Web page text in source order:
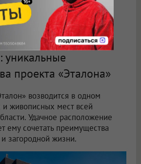
«Счастье
уникальные
проекта «Эталона»
возводится в одном
живописных мест всей
Удачное расположение
ему сочетать преимущества
загородной жизни.